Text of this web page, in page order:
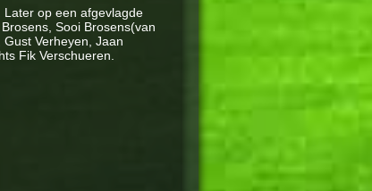
Later op een afgevlagde
Sooi Brosens(van
Verheyen, Jaan
Fik Verschueren.